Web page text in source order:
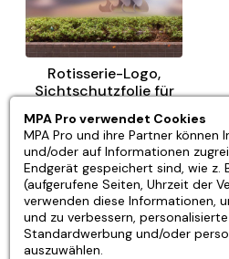
Rotisserie-Logo,
Sichtschutzfolie für
MPA Pro verwendet Cookies
MPA Pro und ihre Partner können
und/oder auf Informationen
Endgerät gespeichert sind, wie z.
(aufgerufene Seiten, Uhrzeit der
verwenden diese Informationen,
und zu verbessern,
Standardwerbung und/oder
auszuwählen.